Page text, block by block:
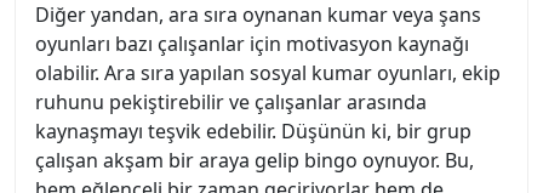
Diğer yandan, ara sıra oynanan kumar veya şans
oyunları bazı çalışanlar için motivasyon kaynağı
olabilir. Ara sıra yapılan sosyal kumar oyunları, ekip
ruhunu pekiştirebilir ve çalışanlar arasında
kaynaşmayı teşvik edebilir. Düşünün ki, bir grup
çalışan akşam bir araya gelip bingo oynuyor. Bu,